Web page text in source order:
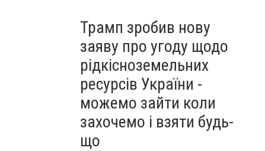
Трамп зробив нову
заяву про угоду щодо
рідкісноземельних
ресурсів України -
можемо зайти коли
захочемо і взяти будь-
що